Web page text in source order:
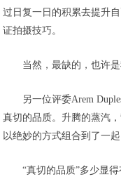
过日复一日的积累去提升
证拍摄技巧。
当然，最缺的，也许
另一位评委Arem
真切的品质。升腾的蒸汽
以绝妙的方式组合到了一
“真切的品质”多少显